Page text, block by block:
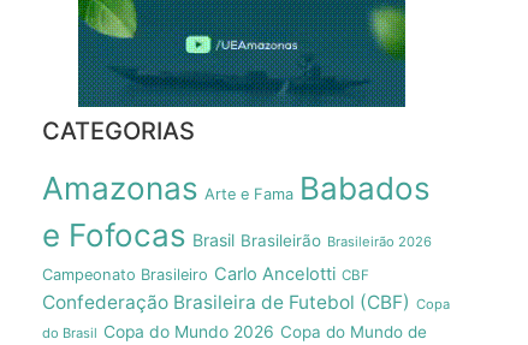
CATEGORIAS
Amazonas Arte e Fama Babados
e Fofocas Brasil Brasileirão Brasileirão 2026
Campeonato Brasileiro Carlo Ancelotti CBF
Confederação Brasileira de Futebol (CBF) Copa
do Brasil Copa do Mundo 2026 Copa do Mundo de